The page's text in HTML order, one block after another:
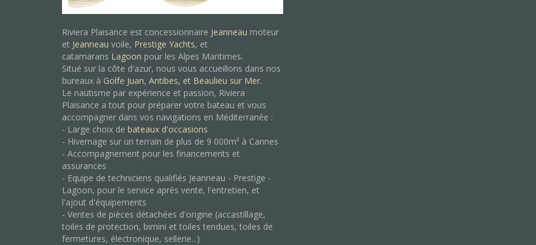
Riviera Plaisance est concessionnaire Jeanneau moteur
et Jeanneau voile, Prestige Yachts, et
catamarans Lagoon pour les Alpes Maritimes.
Situé sur la côte d'azur, nous vous accueillons dans nos
bureaux à Golfe Juan, Antibes, et Beaulieu sur Mer.
Le nautisme par expérience et passion, Riviera
Plaisance a tout pour préparer votre bateau et vous
accompagner dans vos navigations en Méditerranée :
- Large choix de bateaux d'occasions
- Hivernage sur un terrain de plus de 9 000m² à Cannes
- Accompagnement pour les financements et
assurances
- Equipe de techniciens qualifiés Jeanneau - Prestige -
Lagoon, pour le service après vente, l'entretien, et
l'ajout d'équipements
- Ventes de pièces détachées d'origine (accastillage,
toiles de protection, bimini et toiles tendues, toiles de
fermetures, électronique, sellerie...)